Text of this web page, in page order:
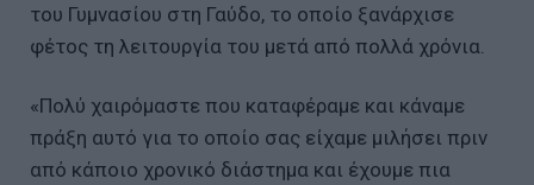
του Γυμνασίου στη Γαύδο, το οποίο ξανάρχισε
φέτος τη λειτουργία του μετά από πολλά χρόνια.
«Πολύ χαιρόμαστε που καταφέραμε και κάναμε
πράξη αυτό για το οποίο σας είχαμε μιλήσει πριν
από κάποιο χρονικό διάστημα και έχουμε πια